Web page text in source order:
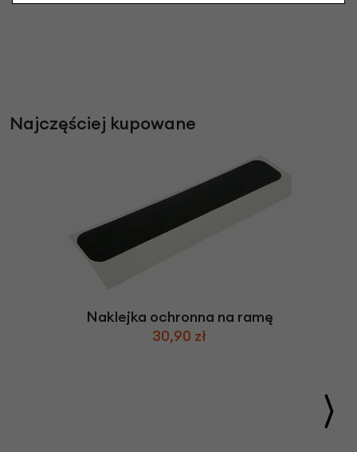
Najczęściej kupowane
Naklejka ochronna na ramę
30,90 zł